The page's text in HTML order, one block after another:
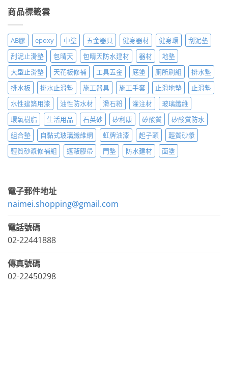
商品標籤雲
AB膠 epoxy 中塗 五金器具 健身器材 健身環
刮泥墊
刮泥止滑墊
包晴天 包晴天防水建材 器材
地墊
大型止滑墊
天花板修補 工具五金 底塗 廁所刷組
排水墊
排水板
排水止滑墊 施工器具 施工手套 止滑地墊
止滑墊
水性建築用漆
油性防水材 滑石粉 灌注材
玻璃纖維
環氧樹脂
生活用品 石英砂 矽利康 矽酸質
矽酸質防水
組合墊
自黏式玻璃纖維網 虹牌油漆 起子頭
輕質砂漿
輕質砂漿修補組
遮蔽膠帶 門墊 防水建材 面塗
電子郵件地址
naimei.shopping@gmail.com
電話號碼
02-22441888
傳真號碼
02-22450298